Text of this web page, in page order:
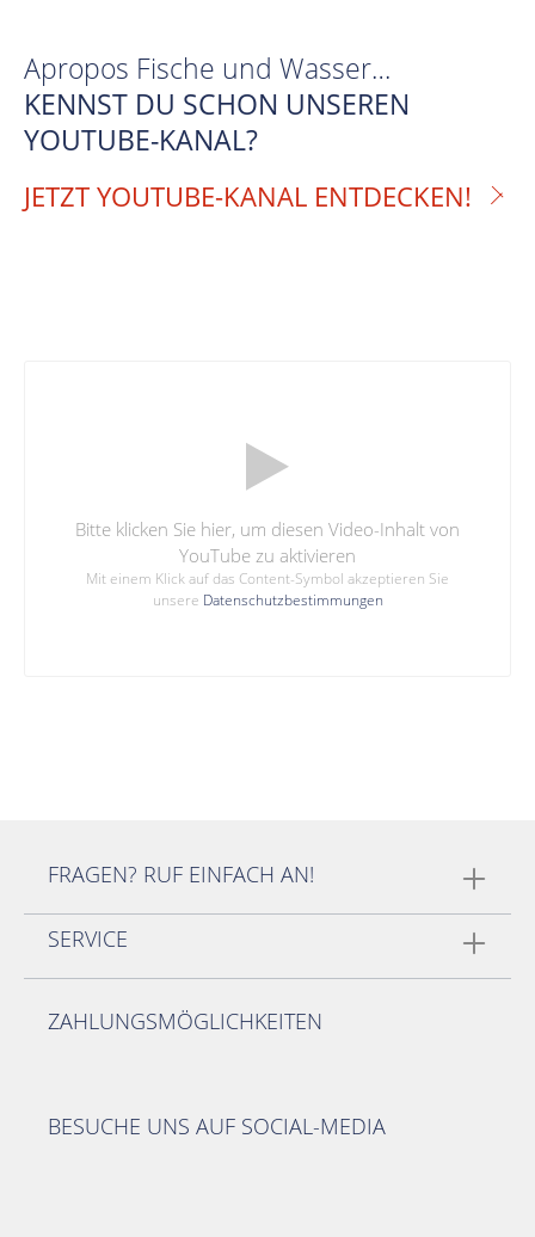
Apropos Fische und Wasser…
KENNST DU SCHON UNSEREN
YOUTUBE-KANAL?
JETZT YOUTUBE-KANAL ENTDECKEN!
Bitte klicken Sie hier, um diesen Video-Inhalt von
YouTube zu aktivieren
Mit einem Klick auf das Content-Symbol akzeptieren Sie
unsere Datenschutzbestimmungen
FRAGEN? RUF EINFACH AN!
SERVICE
ZAHLUNGSMÖGLICHKEITEN
BESUCHE UNS AUF SOCIAL-MEDIA